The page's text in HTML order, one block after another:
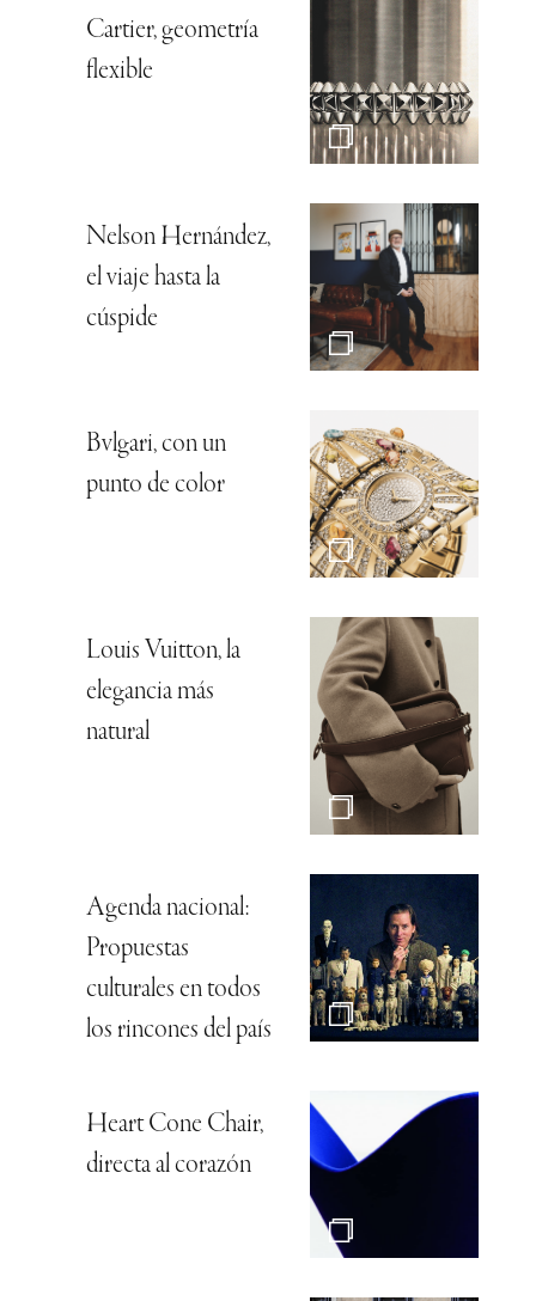
Cartier, geometría
flexible
Nelson Hernández,
el viaje hasta la
cúspide
Bvlgari, con un
punto de color
Louis Vuitton, la
elegancia más
natural
Agenda nacional:
Propuestas
culturales en todos
los rincones del país
Heart Cone Chair,
directa al corazón